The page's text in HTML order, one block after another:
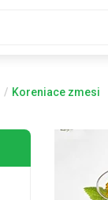
Koreniace zmesi